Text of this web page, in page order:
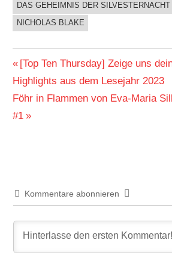
BUCHIGES
DAS GEHEIMNIS DER SILVESTERNACHT
NICHOLAS BLAKE
Beitragsnavigation
Vorheriger
Beitrag:
[Top Ten Thursday] Zeige uns
Highlights aus dem Lesejahr 2023
Nächster
Beitrag:
Föhr in Flammen von Eva-Maria
#1
Kommentare abonnieren